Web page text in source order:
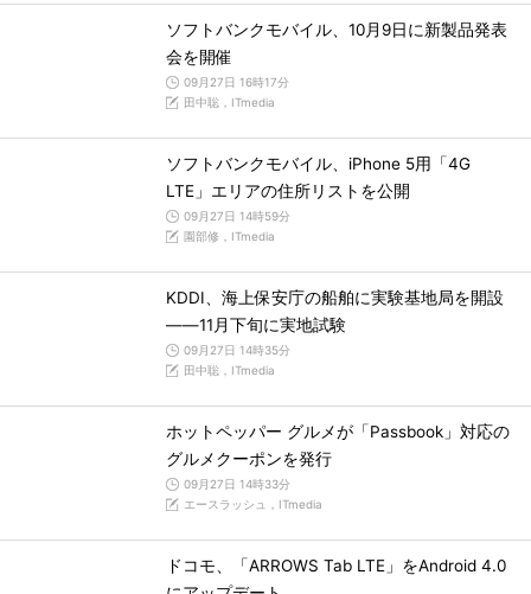
ソフトバンクモバイル、10月9日に新製品発表
会を開催
09月27日 16時17分
田中聡，ITmedia
ソフトバンクモバイル、iPhone 5用「4G
LTE」エリアの住所リストを公開
09月27日 14時59分
園部修，ITmedia
KDDI、海上保安庁の船舶に実験基地局を開設
――11月下旬に実地試験
09月27日 14時35分
田中聡，ITmedia
ホットペッパー グルメが「Passbook」対応の
グルメクーポンを発行
09月27日 14時33分
エースラッシュ，ITmedia
ドコモ、「ARROWS Tab LTE」をAndroid 4.0